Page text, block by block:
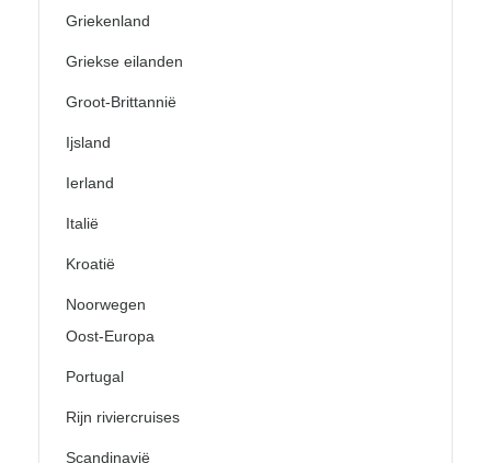
Griekenland
Griekse eilanden
Groot-Brittannië
Ijsland
Ierland
Italië
Kroatië
Noorwegen
Oost-Europa
Portugal
Rijn riviercruises
Scandinavië